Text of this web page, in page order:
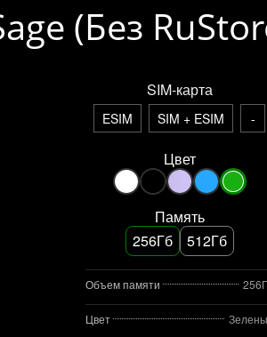
(Без
SIM-карта
ESIM SIM + ESIM -
Цвет
Память
256Гб
512Гб
Объем памяти
Цвет